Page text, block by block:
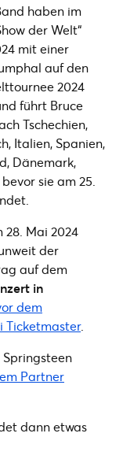
haben im
der Welt“
mit einer
auf den
2024
führt Bruce
Tschechien,
Italien, Spanien,
Dänemark,
sie am 25.
28. Mai 2024
der
auf dem
in
dem
Ticketmaster.
Partner
dann etwas